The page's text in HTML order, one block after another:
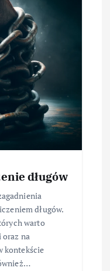
długów
długów.
warto
oraz na
kontekście